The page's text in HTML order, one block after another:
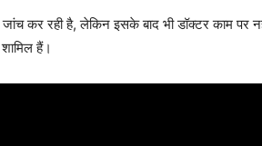
कर रही है, लेकिन इसके बाद भी डॉक्टर काम पर
हैं।